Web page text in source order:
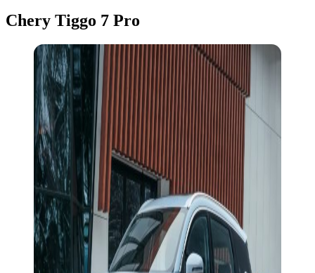
Chery Tiggo 7 Pro